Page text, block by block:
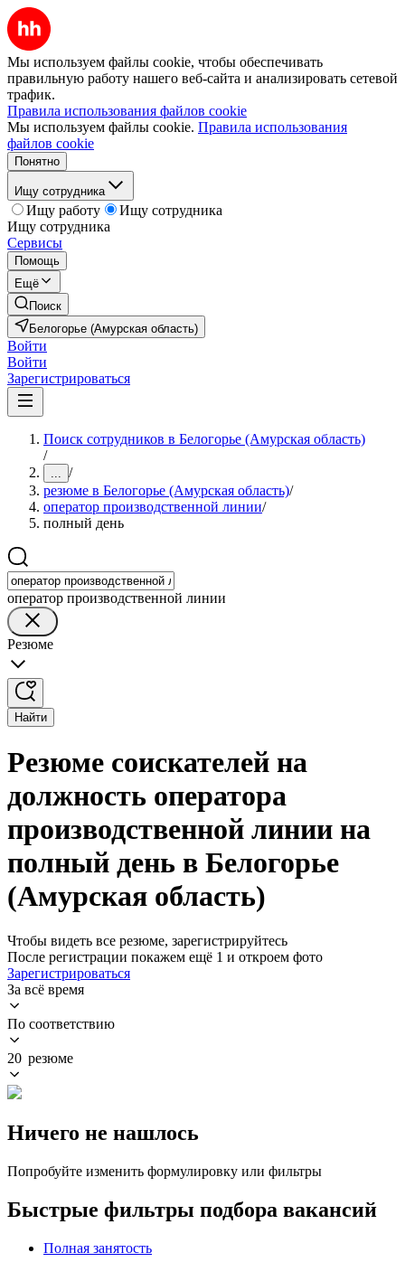
Мы используем файлы cookie, чтобы обеспечивать
правильную работу нашего веб-сайта и анализировать сетевой
трафик.
Правила использования файлов cookie
Мы используем файлы cookie. Правила использования
файлов cookie
Понятно
Ищу сотрудника
Ищу работу
Ищу сотрудника
Ищу сотрудника
Сервисы
Помощь
Ещё
Поиск
Белогорье (Амурская область)
Войти
Войти
Зарегистрироваться
Поиск сотрудников в Белогорье (Амурская область)
/
... /
резюме в Белогорье (Амурская область)/
оператор производственной линии/
полный день
оператор производственной линии
Резюме
Найти
Резюме соискателей на
должность оператора
производственной линии на
полный день в Белогорье
(Амурская область)
Чтобы видеть все резюме, зарегистрируйтесь
После регистрации покажем ещё 1 и откроем фото
Зарегистрироваться
За всё время
По соответствию
20 резюме
Ничего не нашлось
Попробуйте изменить формулировку или фильтры
Быстрые фильтры подбора вакансий
Полная занятость